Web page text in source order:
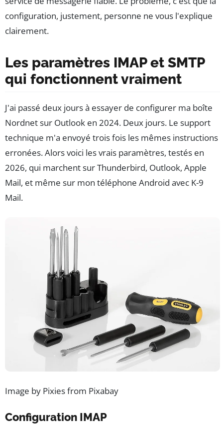
configuration, justement, personne ne vous l'explique
clairement.
Les paramètres IMAP et SMTP
qui fonctionnent vraiment
J'ai passé deux jours à essayer de configurer ma boîte
Nordnet sur Outlook en 2024. Deux jours. Le support
technique m'a envoyé trois fois les mêmes instructions
erronées. Alors voici les vrais paramètres, testés en
2026, qui marchent sur Thunderbird, Outlook, Apple
Mail, et même sur mon téléphone Android avec K-9
Mail.
Image by Pixies from Pixabay
Configuration IMAP